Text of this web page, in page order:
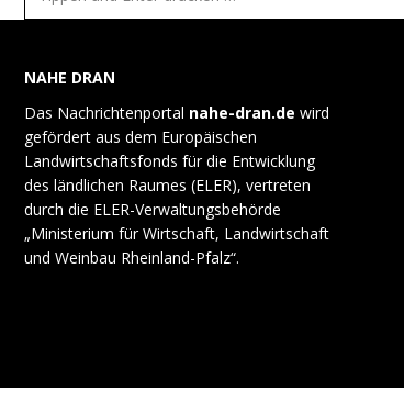
NAHE DRAN
Das Nachrichtenportal nahe-dran.de wird
gefördert aus dem Europäischen
Landwirtschaftsfonds für die Entwicklung
des ländlichen Raumes (ELER), vertreten
durch die ELER-Verwaltungsbehörde
„Ministerium für Wirtschaft, Landwirtschaft
und Weinbau Rheinland-Pfalz“.